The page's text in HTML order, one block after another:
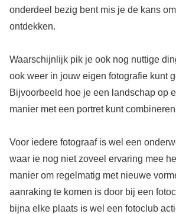
onderdeel bezig bent mis je de kans
ontdekken.
Waarschijnlijk pik je ook nog nuttige
ook weer in jouw eigen fotografie kunt
Bijvoorbeeld hoe je een landschap op
manier met een portret kunt
Voor iedere fotograaf is wel een
waar ie nog niet zoveel ervaring mee
manier om regelmatig met nieuwe
aanraking te komen is door bij een
bijna elke plaats is wel een fotoclub